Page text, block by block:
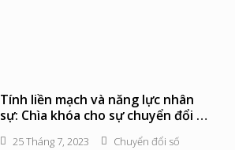
Tính liền mạch và năng lực nhân
sự: Chìa khóa cho sự chuyển đổi số
25 Tháng 7, 2023 Chuyển đổi số